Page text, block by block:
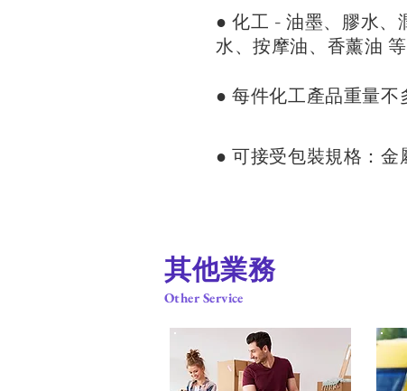
​● 化工 -油墨、膠水、
水、按摩油、香薰油
​● 每件化工產品重量不
​● 可接受包裝規格：金
​其他業務
Other Service